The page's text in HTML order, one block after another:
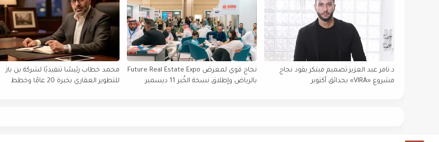
د.تامر عبد العزيز:تصميم مبتكر يقود نجاح
مشروع «VIRA» بحدائق أكتوبر
نجاح قوي لمعرض Future Real Estate Expo
بالرياض وإطلاق نسخة الخُبر 11 ديسمبر
محمد خطاب رئيسًا تنفيذيًا لشركة بن باز
للتطوير العقاري بخبرة 20 عامًا وخطط